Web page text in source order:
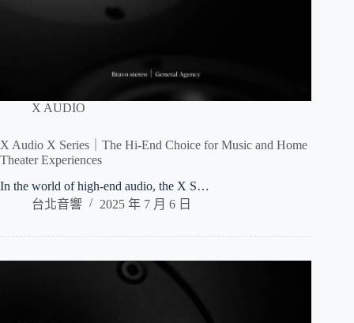
X AUDIO
X Audio X Series｜The Hi-End Choice for Music and Home
Theater Experiences
In the world of high-end audio, the X S…
台北音響
2025 年 7 月 6 日